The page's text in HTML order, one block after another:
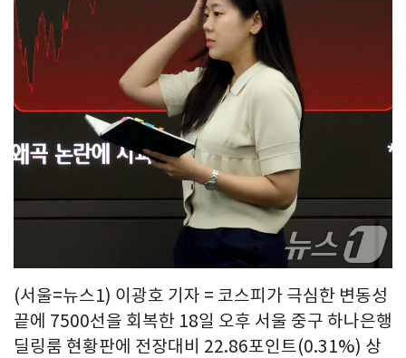
(서울=뉴스1) 이광호 기자 = 코스피가 극심한 변동성
끝에 7500선을 회복한 18일 오후 서울 중구 하나은행
딜링룸 현황판에 전장대비 22.86포인트(0.31%) 상